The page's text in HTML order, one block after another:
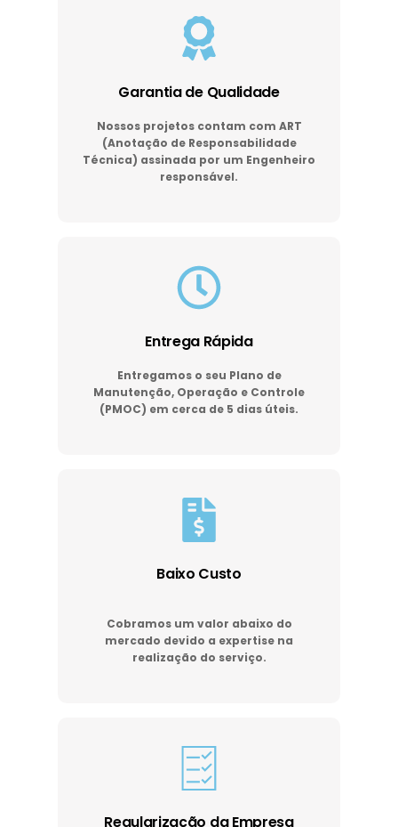
Garantia de Qualidade
Nossos projetos contam com ART
(Anotação de Responsabilidade
Técnica) assinada por um Engenheiro
responsável.
Entrega Rápida
Entregamos o seu Plano de
Manutenção, Operação e Controle
(PMOC) em cerca de 5 dias úteis.
Baixo Custo
Cobramos um valor abaixo do
mercado devido a expertise na
realização do serviço.
Regularização da Empresa